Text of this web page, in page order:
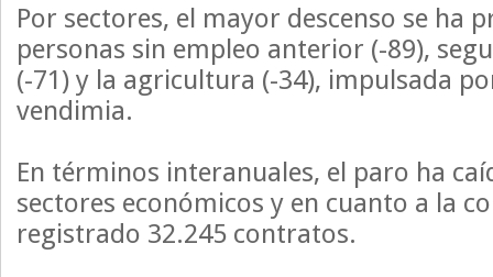
Por sectores, el mayor descenso se ha
personas sin empleo anterior (-89),
(-71) y la agricultura (-34), impulsada
vendimia.
En términos interanuales, el paro ha
sectores económicos y en cuanto a la
registrado 32.245 contratos.